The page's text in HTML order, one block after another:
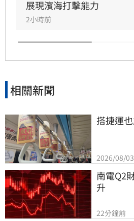
展現濱海打擊能力
2小時前
相關新聞
搭捷運
2026/08/
南電Q2
升
22分鐘前